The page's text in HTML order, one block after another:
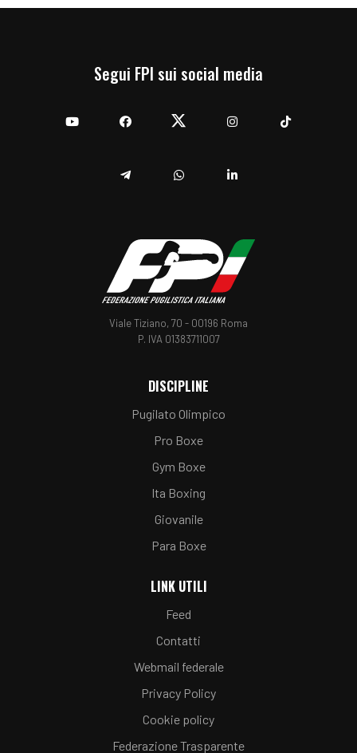
Segui FPI sui social media
Viale Tiziano, 70 - 00196 Roma
P. IVA 01383711007
DISCIPLINE
Pugilato Olimpico
Pro Boxe
Gym Boxe
Ita Boxing
Giovanile
Para Boxe
LINK UTILI
Feed
Contatti
Webmail federale
Privacy Policy
Cookie policy
Federazione Trasparente